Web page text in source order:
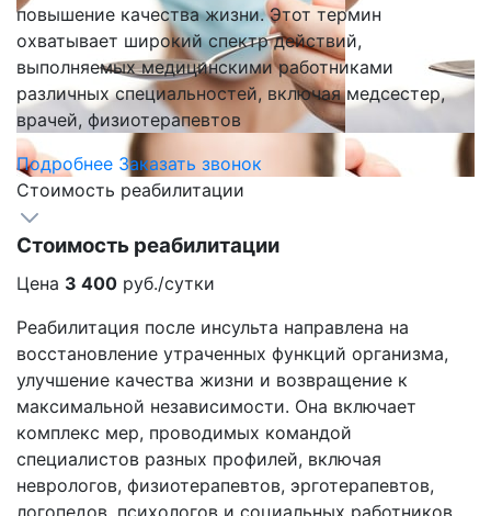
повышение качества жизни. Этот термин
охватывает широкий спектр действий,
выполняемых медицинскими работниками
различных специальностей, включая медсестер,
врачей, физиотерапевтов
Подробнее Заказать звонок
Стоимость реабилитации
Стоимость реабилитации
Цена 3 400 руб./сутки
Реабилитация после инсульта направлена на
восстановление утраченных функций организма,
улучшение качества жизни и возвращение к
максимальной независимости. Она включает
комплекс мер, проводимых командой
специалистов разных профилей, включая
неврологов, физиотерапевтов, эрготерапевтов,